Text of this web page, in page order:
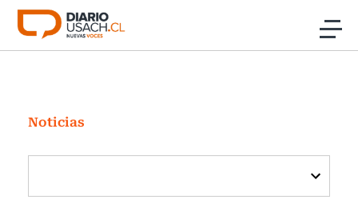
Click acá para ir directamente al contenido
Investigación
Cultura
Programas Radio y TV Usach
Noticias